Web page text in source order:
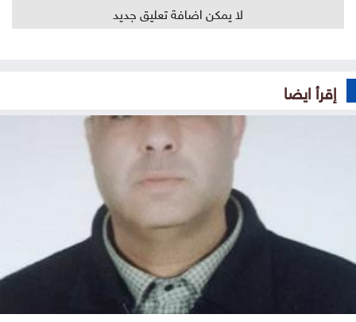
لا يمكن اضافة تعليق جديد
إقرأ ايضا